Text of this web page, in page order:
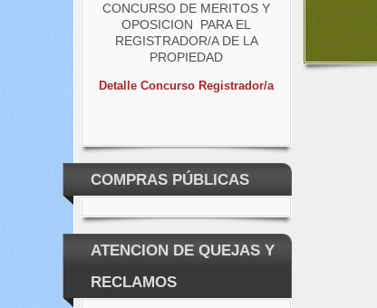
CONCURSO DE MERITOS Y
OPOSICION PARA EL
REGISTRADOR/A DE LA
PROPIEDAD
Detalle Concurso Registrador/a
COMPRAS PÚBLICAS
ATENCION DE QUEJAS Y
RECLAMOS